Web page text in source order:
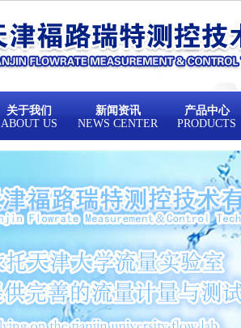
关于我们
ABOUT US
新闻资讯
NEWS CENTER
产品中心
PRODUCTS